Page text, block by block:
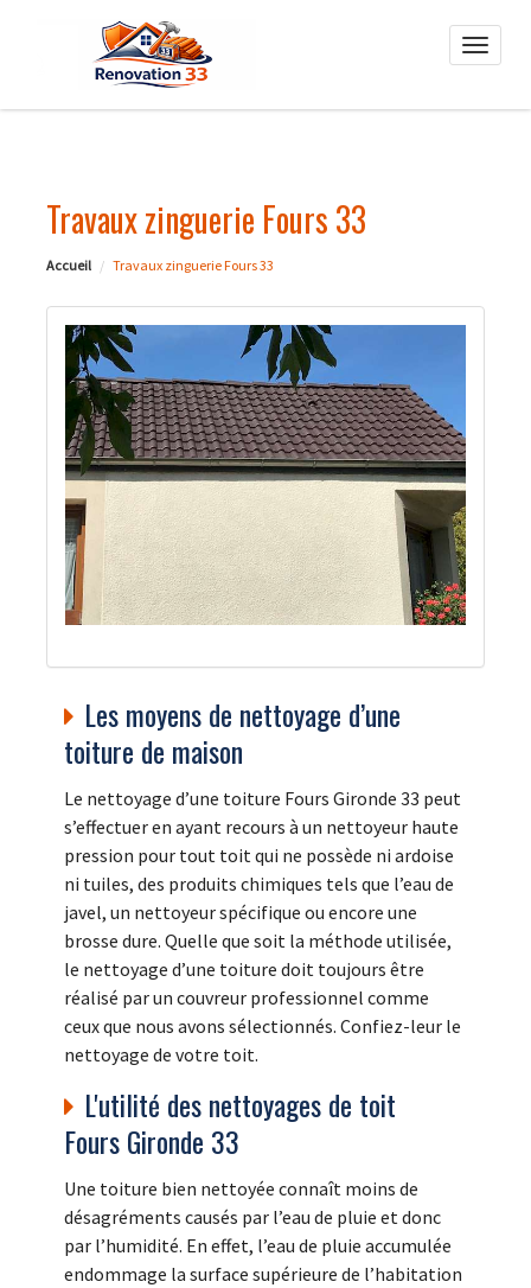
Toggle
Travaux zinguerie Fours 33
Accueil Travaux zinguerie Fours 33
Les moyens de nettoyage d’une
toiture de maison
Le nettoyage d’une toiture Fours Gironde 33 peut
s’effectuer en ayant recours à un nettoyeur haute
pression pour tout toit qui ne possède ni ardoise
ni tuiles, des produits chimiques tels que l’eau de
javel, un nettoyeur spécifique ou encore une
brosse dure. Quelle que soit la méthode utilisée,
le nettoyage d’une toiture doit toujours être
réalisé par un couvreur professionnel comme
ceux que nous avons sélectionnés. Confiez-leur le
nettoyage de votre toit.
L'utilité des nettoyages de toit
Fours Gironde 33
Une toiture bien nettoyée connaît moins de
désagréments causés par l’eau de pluie et donc
par l’humidité. En effet, l’eau de pluie accumulée
endommage la surface supérieure de l’habitation